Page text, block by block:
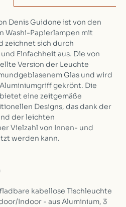
Denis Guidone ist von den
Washi-Papierlampen mit
zeichnet sich durch
Einfachheit aus. Die von
Version der Leuchte
Glas und wird
gekrönt. Die
eine zeitgemäße
Designs, das dank der
der leichten
Vielzahl von Innen- und
werden kann.
kabellose Tischleuchte
Indoor - aus Aluminium, 3